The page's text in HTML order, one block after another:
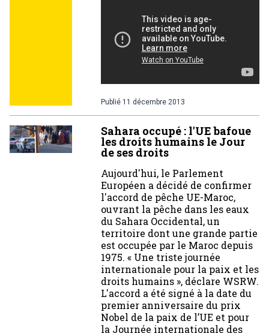
Publié 11 décembre 2013
Sahara occupé : l'UE bafoue
les droits humains le Jour
de ses droits
Aujourd'hui, le Parlement
Européen a décidé de confirmer
l'accord de pêche UE-Maroc,
ouvrant la pêche dans les eaux
du Sahara Occidental, un
territoire dont une grande partie
est occupée par le Maroc depuis
1975. « Une triste journée
internationale pour la paix et les
droits humains », déclare WSRW.
L'accord a été signé à la date du
premier anniversaire du prix
Nobel de la paix de l’UE et pour
la Journée internationale des